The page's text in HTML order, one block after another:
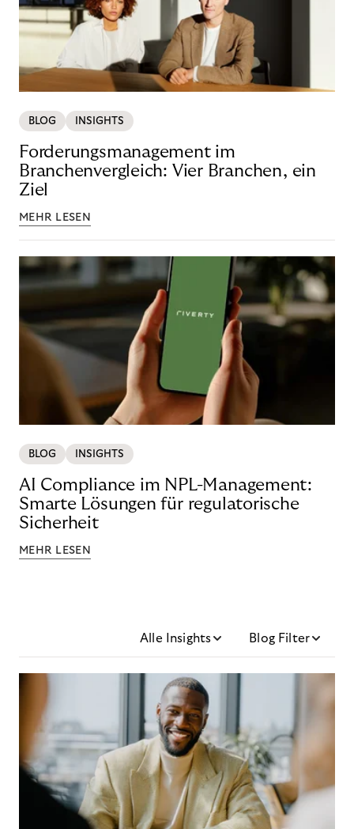
BLOG INSIGHTS
Forderungsmanagement im
Branchenvergleich: Vier Branchen, ein
Ziel
MEHR LESEN
BLOG INSIGHTS
AI Compliance im NPL-Management:
Smarte Lösungen für regulatorische
Sicherheit
MEHR LESEN
Alle Insights Blog Filter